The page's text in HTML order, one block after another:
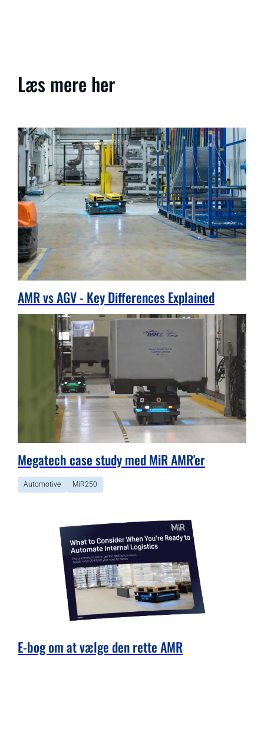
Læs mere her
AMR vs AGV - Key Differences Explained
Megatech case study med MiR AMR'er
Automotive MiR250
E-bog om at vælge den rette AMR